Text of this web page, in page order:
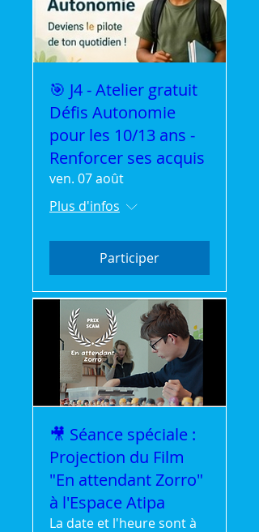
🎯 J4 - Atelier gratuit
Défis Autonomie
pour les 10/13 ans -
Renforcer ses acquis
ven. 07 août
Plus d'infos
Participer
🎥 Séance spéciale :
Projection du Film
"En attendant Zorro"
à l'Espace Atipa
La date et l'heure sont à